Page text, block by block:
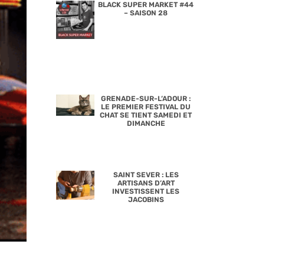
BLACK SUPER MARKET #44
– SAISON 28
GRENADE-SUR-L’ADOUR :
LE PREMIER FESTIVAL DU
CHAT SE TIENT SAMEDI ET
DIMANCHE
SAINT SEVER : LES
ARTISANS D’ART
INVESTISSENT LES
JACOBINS